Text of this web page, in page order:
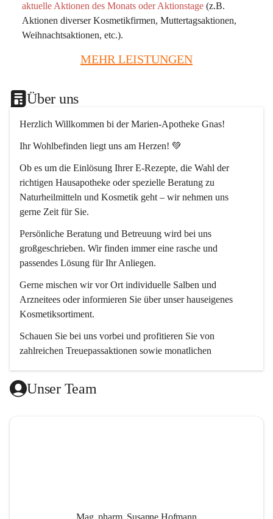
aktuelle Aktionen des Monats oder Aktionstage (z.B.
Aktionen diverser Kosmetikfirmen, Muttertagsaktionen,
Weihnachtsaktionen, etc.).
MEHR LEISTUNGEN
Über uns
Herzlich Willkommen bi der Marien-Apotheke Gnas!
Ihr Wohlbefinden liegt uns am Herzen! 💚
Ob es um die Einlösung Ihrer E-Rezepte, die Wahl der
richtigen Hausapotheke oder spezielle Beratung zu
Naturheilmitteln und Kosmetik geht – wir nehmen uns
gerne Zeit für Sie.
Persönliche Beratung und Betreuung wird bei uns
großgeschrieben. Wir finden immer eine rasche und
passendes Lösung für Ihr Anliegen.
Gerne mischen wir vor Ort individuelle Salben und
Arzneitees oder informieren Sie über unser hauseigenes
Kosmetiksortiment.
Schauen Sie bei uns vorbei und profitieren Sie von
zahlreichen Treuepassaktionen sowie monatlichen
Wir freuen uns auf Ihren Besuch! 😊
Unser Team
Mag. pharm. Susanne Hofmann